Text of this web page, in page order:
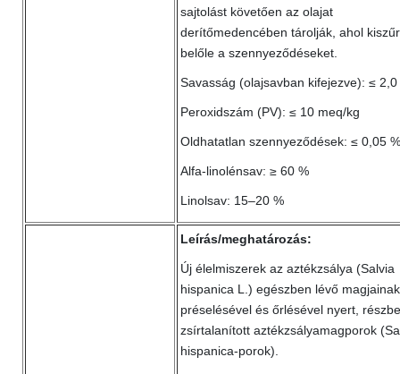
sajtolást követően az olajat
derítőmedencében tárolják, ahol
belőle a szennyeződéseket.
Savasság (olajsavban kifejezve): ≤ 2,0
Peroxidszám (PV): ≤ 10 meq/kg
Oldhatatlan szennyeződések: ≤ 0,05 %
Alfa-linolénsav: ≥ 60 %
Linolsav: 15–20 %
Leírás/meghatározás:
Új élelmiszerek az aztékzsálya (Salvia
hispanica L.) egészben lévő magjainak
préselésével és őrlésével nyert,
zsírtalanított aztékzsályamagporok
hispanica-porok).